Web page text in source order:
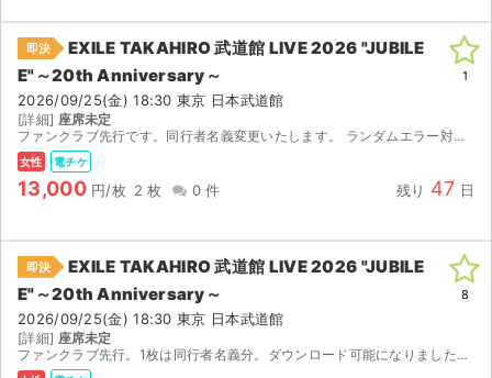
即決
EXILE TAKAHIRO 武道館 LIVE 2026 "JUBILE
E"～20th Anniversary～
2026/09/25(金) 18:30 東京 日本武道館
[詳細] 座席未定
ファンクラブ先行です。同行者名義変更いたします。 ランダムエラー対応不可です。公演中止の際には、手数料等を差し引いた額を返金させていただきます。
女性 電チケ
13,000 円/枚 2 枚 0 件 残り 47 日
1
即決
EXILE TAKAHIRO 武道館 LIVE 2026 "JUBILE
E"～20th Anniversary～
2026/09/25(金) 18:30 東京 日本武道館
[詳細] 座席未定
ファンクラブ先行。1枚は同行者名義分。ダウンロード可能になりましたらQRコードをお送りします。
8